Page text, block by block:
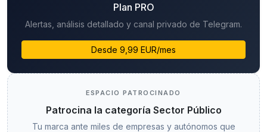
Plan PRO
Alertas, análisis detallado y canal privado de Telegram.
Desde 9,99 EUR/mes
ESPACIO PATROCINADO
Patrocina la categoría Sector Público
Tu marca ante miles de empresas y autónomos que